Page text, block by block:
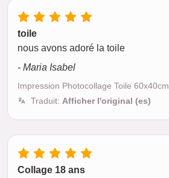
toile
nous avons adoré la toile
- Maria Isabel
Impression Photocollage Toile 60x40cm
Traduit: Afficher l'original (es)
Collage 18 ans